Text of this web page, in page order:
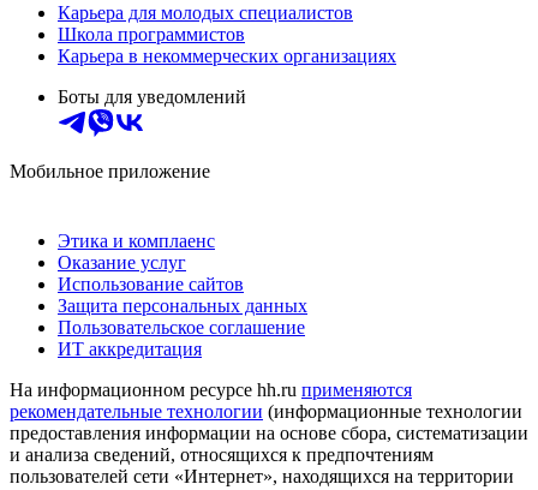
Карьера для молодых специалистов
Школа программистов
Карьера в некоммерческих организациях
Боты для уведомлений
Мобильное приложение
Этика и комплаенс
Оказание услуг
Использование сайтов
Защита персональных данных
Пользовательское соглашение
ИТ аккредитация
На информационном ресурсе hh.ru применяются
рекомендательные технологии (информационные технологии
предоставления информации на основе сбора, систематизации
и анализа сведений, относящихся к предпочтениям
пользователей сети «Интернет», находящихся на территории